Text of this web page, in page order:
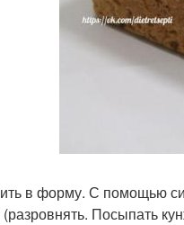
в форму. С помощью
Посыпать